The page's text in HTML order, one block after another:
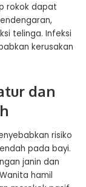
rokok dapat
telinga. Infeksi
kerusakan
dan
risiko
pada bayi.
janin dan
hamil